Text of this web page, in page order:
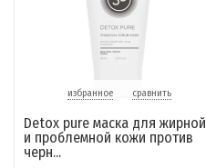
избранное сравнить
Detox pure маска для жирной
и проблемной кожи против
черн...